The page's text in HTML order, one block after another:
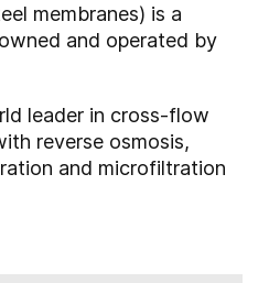
membranes) is a
and operated by
leader in cross-flow
reverse osmosis,
and microfiltration